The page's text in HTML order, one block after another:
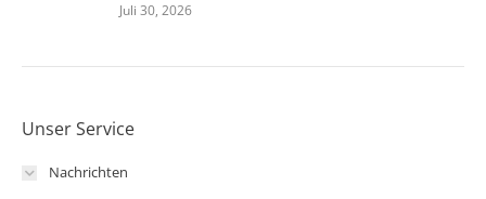
Juli 30, 2026
Unser Service
Nachrichten